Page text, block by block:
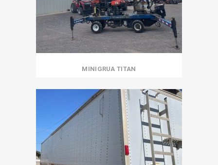
MINIGRUA TITAN